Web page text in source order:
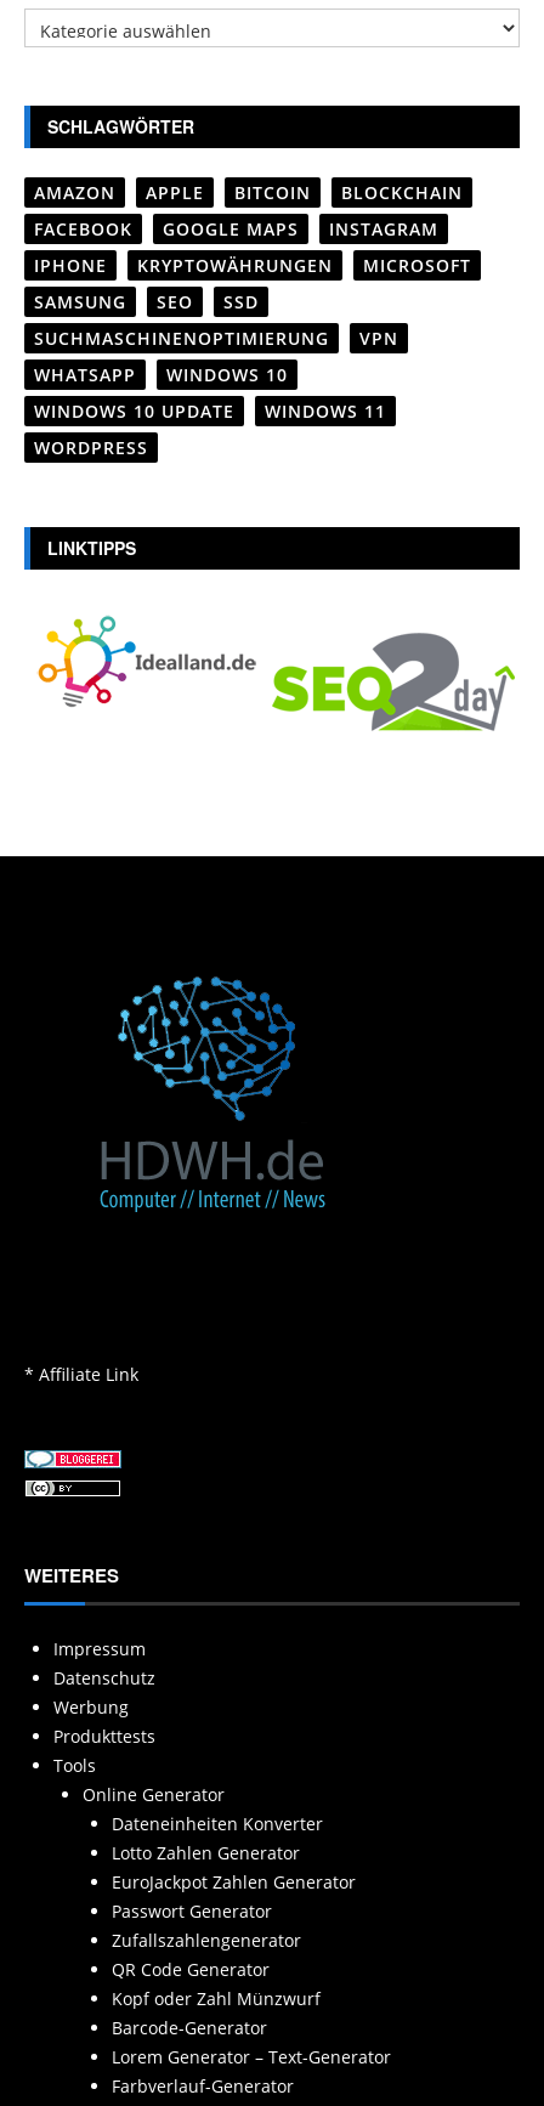
Kategorien
SCHLAGWÖRTER
AMAZON APPLE BITCOIN
BLOCKCHAIN
FACEBOOK
GOOGLE MAPS
INSTAGRAM
IPHONE
KRYPTOWÄHRUNGEN
MICROSOFT
SAMSUNG
SEO
SSD
SUCHMASCHINENOPTIMIERUNG
VPN
WHATSAPP
WINDOWS 10
WINDOWS 10 UPDATE
WINDOWS 11
WORDPRESS
LINKTIPPS
* Affiliate Link
WEITERES
Impressum
Datenschutz
Werbung
Produkttests
Tools
Online Generator
Dateneinheiten Konverter
Lotto Zahlen Generator
EuroJackpot Zahlen Generator
Passwort Generator
Zufallszahlengenerator
QR Code Generator
Kopf oder Zahl Münzwurf
Barcode-Generator
Lorem Generator – Text-Generator
Farbverlauf-Generator